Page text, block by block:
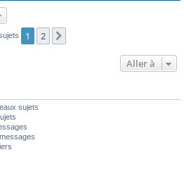
1 2
Aller à
sujets